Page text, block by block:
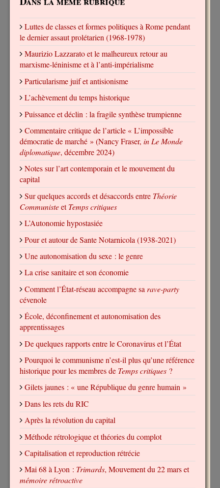
Luttes de classes et formes politiques à Rome pendant
le dernier assaut prolétarien (1968-1978)
Maurizio Lazzarato et le malheureux retour au
marxisme-léninisme et à l’anti-impérialisme
Particularisme juif et antisionisme
L’achèvement du temps historique
Puissance et déclin : la fragile synthèse trumpienne
Commentaire critique de l’article « L’impossible
démocratie de marché » (Nancy Fraser, in Le Monde
diplomatique, décembre 2024)
Notes sur l’art contemporain et le mouvement du
capital
Sur quelques accords et désaccords entre Théorie
CommunisteetTemps critiques
L’Autonomie hypostasiée
Pour et autour de Sante Notarnicola (1938-2021)
Une autonomisation du sexe : le genre
La crise sanitaire et son économie
Comment l’État-réseau accompagne sa rave-party
cévenole
École, déconfinement et autonomisation des
apprentissages
De quelques rapports entre le Coronavirus et l’État
Pourquoi le communisme n’est-il plus qu’une référence
historique pour les membres de Temps critiques ?
Gilets jaunes : « une République du genre humain »
Dans les rets du RIC
Après la révolution du capital
Méthode rétrologique et théories du complot
Capitalisation et reproduction rétrécie
Mai 68 à Lyon : Trimards, Mouvement du 22 mars et
mémoire rétroactive